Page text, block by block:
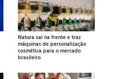
Natura sai na frente e traz
máquinas de personalização
cosmética para o mercado
brasileiro